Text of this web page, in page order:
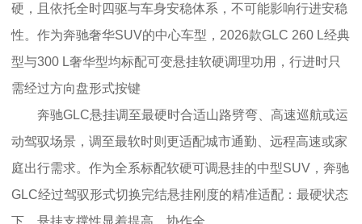
硬，且依托全时四驱与车身安稳体系，不可能影响行进安稳
性。作为奔驰奢华SUV的中心车型，2026款GLC 260 L经典
型与300 L奢华型均标配可变悬挂软硬调理功用，行进时只
需经过方向盘形式按键
奔驰GLC悬挂调至最硬时合适山路劈弯、高速巡航或运
动驾驭场景，调至最软时则更适配城市通勤、远程高速或家
庭出行需求。作为全系标配软硬可调悬挂的中型SUV，奔驰
GLC经过驾驭形式切换完结悬挂刚度的精准适配：最硬状态
下，悬挂支撑性显着提高，协作全